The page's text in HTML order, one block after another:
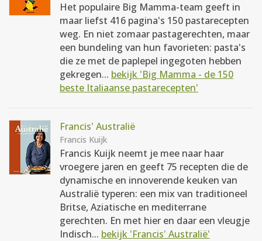
Het populaire Big Mamma-team geeft in
maar liefst 416 pagina's 150 pastarecepten
weg. En niet zomaar pastagerechten, maar
een bundeling van hun favorieten: pasta's
die ze met de paplepel ingegoten hebben
gekregen... bekijk 'Big Mamma - de 150
beste Italiaanse pastarecepten'
Francis' Australië
Francis Kuijk
Francis Kuijk neemt je mee naar haar
vroegere jaren en geeft 75 recepten die de
dynamische en innoverende keuken van
Australië typeren: een mix van traditioneel
Britse, Aziatische en mediterrane
gerechten. En met hier en daar een vleugje
Indisch... bekijk 'Francis' Australië'